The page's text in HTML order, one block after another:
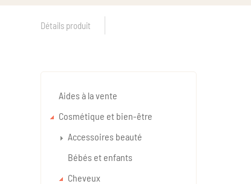
Détails produit
Aides à la vente
Cosmétique et bien-être
Accessoires beauté
Bébés et enfants
Cheveux